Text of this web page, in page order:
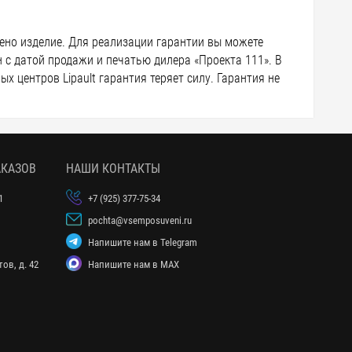
изделие. Для реализации гарантии вы можете
датой продажи и печатью дилера «Проекта 111». В
центров Lipault гарантия теряет силу. Гарантия не
д. 42
НАШИ КОНТАКТЫ
+7 (925) 377-75-34
pochta@vsemposuveni.ru
Напишите нам в Telegram
Напишите нам в MAX